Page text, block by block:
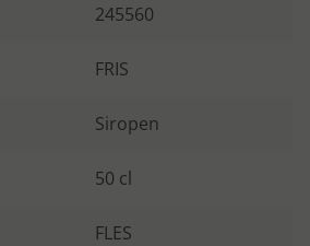
245560
FRIS
Siropen
50 cl
FLES